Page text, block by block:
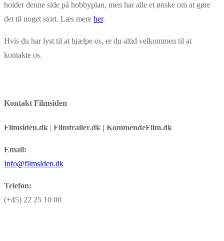
holder denne side på hobbyplan, men har alle et ønske om at gøre
det til noget stort. Læs mere her.
Hvis du har lyst til at hjælpe os, er du altid velkommen til at
kontakte os.
Kontakt Filmsiden
Filmsiden.dk | Filmtrailer.dk | KommendeFilm.dk
Email:
Info@filmsiden.dk
Telefon:
(+45) 22 25 10 00